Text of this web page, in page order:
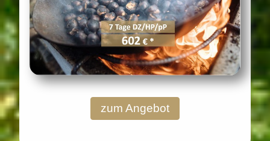
zum Angebot